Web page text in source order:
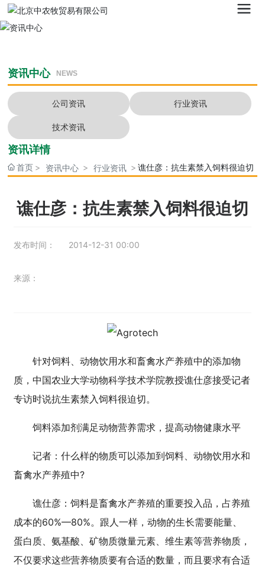
资讯中心 NEWS
公司资讯 行业资讯
技术资讯
资讯详情
首页 资讯中心 行业资讯 谯仕彦：抗生素禁入饲料很迫切
谯仕彦：抗生素禁入饲料很迫切
发布时间： 2014-12-31 00:00
来源：
针对饲料、动物饮用水和畜禽水产养殖中的添加物
质，中国农业大学动物科学技术学院教授谯仕彦接受记者
专访时说抗生素禁入饲料很迫切。
饲料添加剂满足动物营养需求，提高动物健康水平
记者：什么样的物质可以添加到饲料、动物饮用水和
畜禽水产养殖中?
谯仕彦：饲料是畜禽水产养殖的重要投入品，占养殖
成本的60%—80%。跟人一样，动物的生长需要能量、
蛋白质、氨基酸、矿物质微量元素、维生素等营养物质，
不仅要求这些营养物质要有合适的数量，而且要求有合适